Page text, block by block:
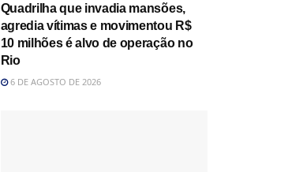
Quadrilha que invadia mansões,
agredia vítimas e movimentou R$
10 milhões é alvo de operação no
Rio
6 DE AGOSTO DE 2026